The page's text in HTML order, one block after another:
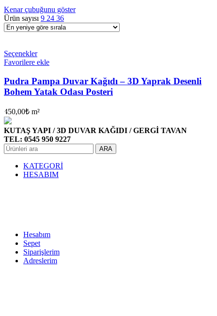
Kenar çubuğunu göster
Ürün sayısı 9 24 36
Seçenekler
Favorilere ekle
Pudra Pampa Duvar Kağıdı – 3D Yaprak Desenli
Bohem Yatak Odası Posteri
450,00₺ m²
KUTAŞ YAPI / 3D DUVAR KAĞIDI / GERGİ TAVAN
TEL: 0545 950 9227
ARA
KATEGORİ
HESABIM
Hesabım
Sepet
Siparişlerim
Adreslerim